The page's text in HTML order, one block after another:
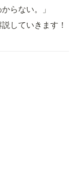
らない。」
していきます！